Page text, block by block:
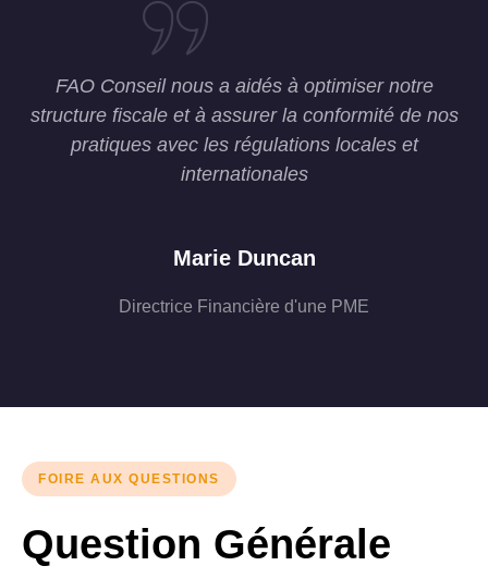
FAO Conseil nous a aidés à optimiser notre
structure fiscale et à assurer la conformité de nos
pratiques avec les régulations locales et
internationales
Marie Duncan
Directrice Financière d'une PME
FOIRE AUX QUESTIONS
Question Générale